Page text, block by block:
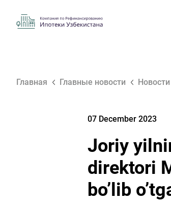
Главная Главные новости Новости
07 December 2023
Joriy
direktori
bo’lib